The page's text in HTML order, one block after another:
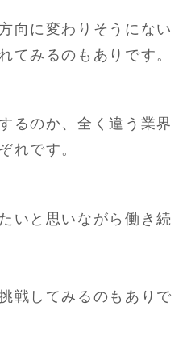
向に変わりそうにない
てみるのもありです。
るのか、全く違う業界
れです。
いと思いながら働き続
戦してみるのもありで